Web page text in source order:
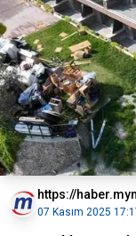
https://
07 Kasım 2025